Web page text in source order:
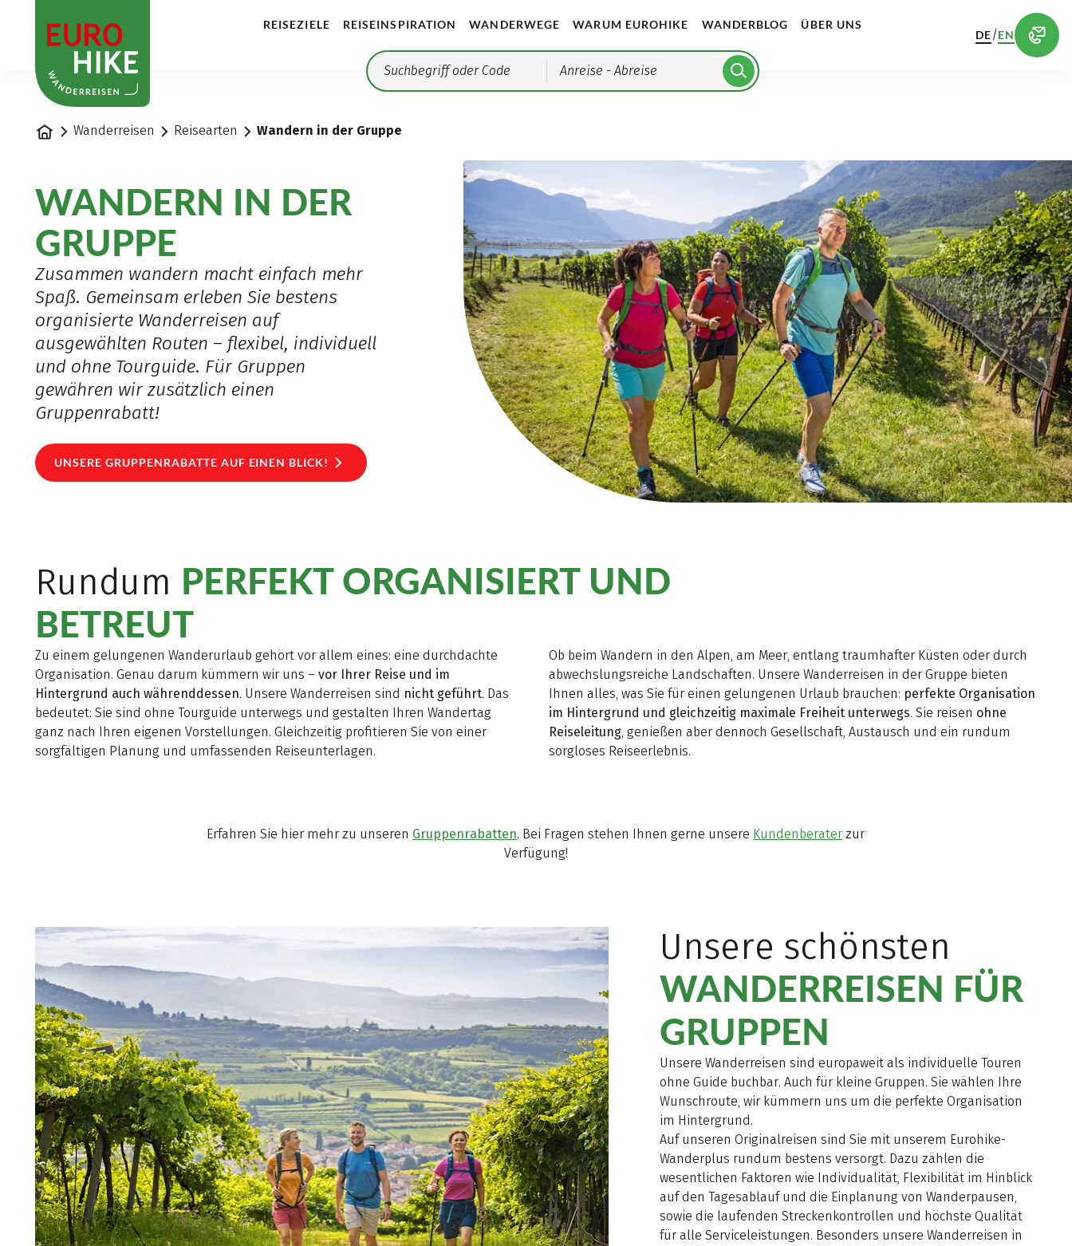
REISEZIELE REISEINSPIRATION WANDERWEGE WARUM EUROHIKE WANDERBLOG ÜBER UNS
Anreise - Abreise
DE/EN
StartseiteWanderreisen Reisearten Wandern in der Gruppe
WANDERN IN DER
GRUPPE
Zusammen wandern macht einfach mehr
Spaß. Gemeinsam erleben Sie bestens
organisierte Wanderreisen auf
ausgewählten Routen – flexibel, individuell
und ohne Tourguide. Für Gruppen
gewähren wir zusätzlich einen
Gruppenrabatt!
UNSERE GRUPPENRABATTE AUF EINEN BLICK!
Rundum PERFEKT ORGANISIERT UND
BETREUT
Zu einem gelungenen Wanderurlaub gehört vor allem eines: eine durchdachte
Organisation. Genau darum kümmern wir uns – vor Ihrer Reise und im
Hintergrund auch währenddessen. Unsere Wanderreisen sind nicht geführt. Das
bedeutet: Sie sind ohne Tourguide unterwegs und gestalten Ihren Wandertag
ganz nach Ihren eigenen Vorstellungen. Gleichzeitig profitieren Sie von einer
sorgfältigen Planung und umfassenden Reiseunterlagen.
Ob beim Wandern in den Alpen, am Meer, entlang traumhafter Küsten oder durch
abwechslungsreiche Landschaften. Unsere Wanderreisen in der Gruppe bieten
Ihnen alles, was Sie für einen gelungenen Urlaub brauchen: perfekte Organisation
im Hintergrund und gleichzeitig maximale Freiheit unterwegs. Sie reisen ohne
Reiseleitung, genießen aber dennoch Gesellschaft, Austausch und ein rundum
sorgloses Reiseerlebnis.
Erfahren Sie hier mehr zu unseren Gruppenrabatten. Bei Fragen stehen Ihnen gerne unsere Kundenberater zur
Verfügung!
Unsere schönsten
WANDERREISEN FÜR
GRUPPEN
Unsere Wanderreisen sind europaweit als individuelle Touren
ohne Guide buchbar. Auch für kleine Gruppen. Sie wählen Ihre
Wunschroute, wir kümmern uns um die perfekte Organisation
im Hintergrund.
Auf unseren Originalreisen sind Sie mit unserem Eurohike-
Wanderplus rundum bestens versorgt. Dazu zählen die
wesentlichen Faktoren wie Individualität, Flexibilität im Hinblick
auf den Tagesablauf und die Einplanung von Wanderpausen,
sowie die laufenden Streckenkontrollen und höchste Qualität
für alle Serviceleistungen. Besonders unsere Wanderreisen in